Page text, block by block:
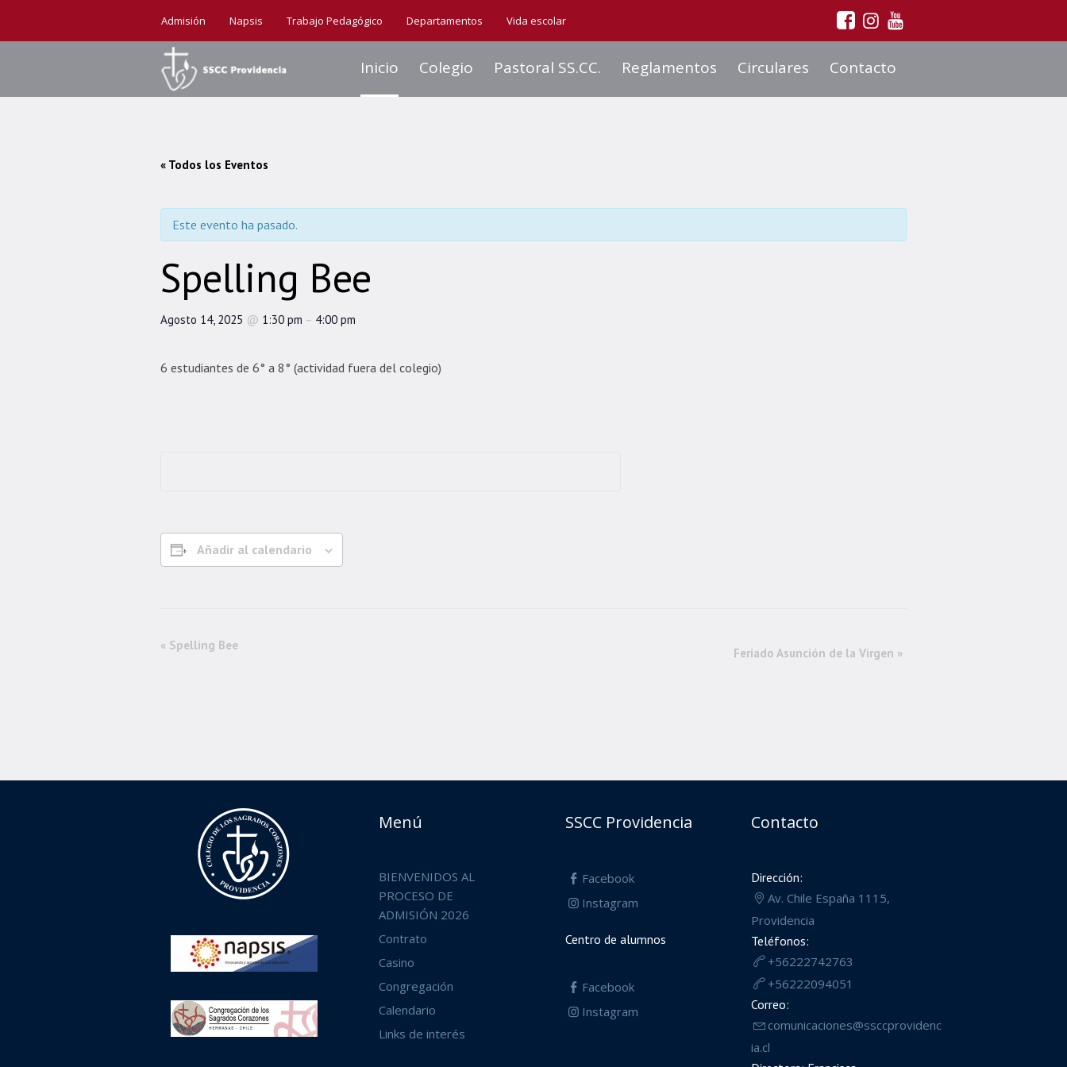
Admisión Napsis Trabajo Pedagógico Departamentos Vida escolar
Inicio Colegio Pastoral SS.CC. Reglamentos Circulares Contacto
« Todos los Eventos
Este evento ha pasado.
Spelling Bee
Agosto 14, 2025 @ 1:30 pm – 4:00 pm
6 estudiantes de 6° a 8° (actividad fuera del colegio)
Añadir al calendario
Navegación
« Spelling Bee
Feriado Asunción de la Virgen »
Menú
BIENVENIDOS AL
PROCESO DE
ADMISIÓN 2026
Contrato
Casino
Congregación
Calendario
Links de interés
SSCC Providencia
Facebook
Instagram
Centro de alumnos
Facebook
Instagram
Contacto
Dirección:
Av. Chile España 1115,
Providencia
Teléfonos:
+56222742763
+56222094051
Correo:
comunicaciones@ssccprovidenc
ia.cl